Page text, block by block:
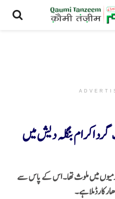
اکرام بنگلہ دیش میں
میں ملوث تھا۔ اس کے پاس سے
کارڈ ملا ہے۔